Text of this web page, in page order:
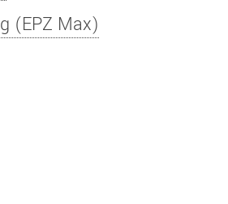
(EPZ Max)